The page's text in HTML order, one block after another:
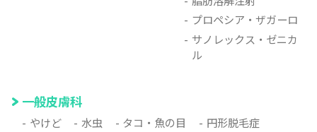
プロペシア・ザガーロ
サノレックス・ゼニカ
ル
一般皮膚科
やけど 水虫 タコ・魚の目
円形脱毛症